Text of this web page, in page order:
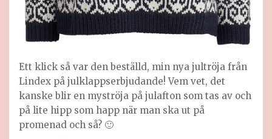
Ett klick så var den beställd, min nya jultröja från
Lindex på julklappserbjudande! Vem vet, det
kanske blir en myströja på julafton som tas av och
på lite hipp som happ när man ska ut på
promenad och så? 🙂